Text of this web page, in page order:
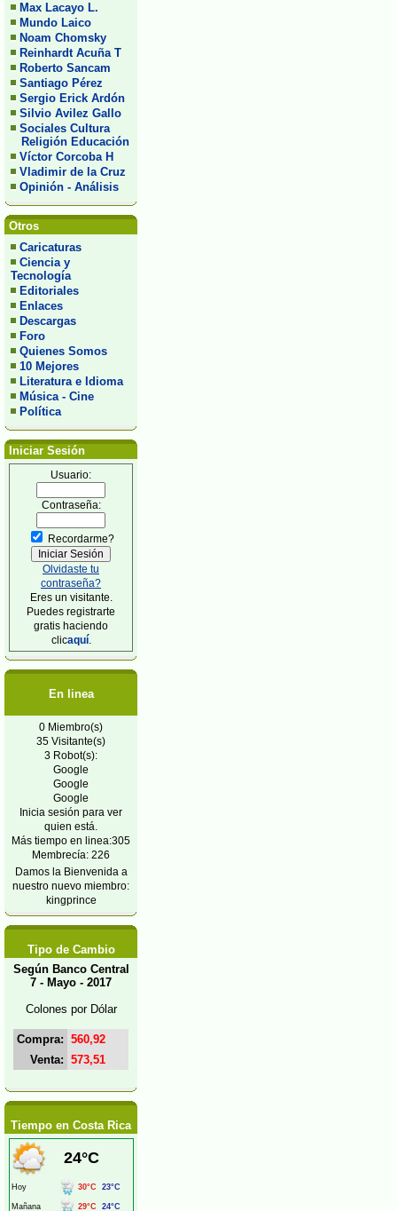
Max Lacayo L.
Mundo Laico
Noam Chomsky
Reinhardt Acuña T
Roberto Sancam
Santiago Pérez
Sergio Erick Ardón
Silvio Avilez Gallo
Sociales Cultura
Religión Educación
Víctor Corcoba H
Vladimir de la Cruz
Opinión - Análisis
Otros
Caricaturas
Ciencia y
Tecnología
Editoriales
Enlaces
Descargas
Foro
Quienes Somos
10 Mejores
Literatura e Idioma
Música - Cine
Política
Iniciar Sesión
Usuario:
Contraseña:
Recordarme?
Olvidaste tu
contraseña?
Eres un visitante.
Puedes registrarte
gratis haciendo
clicaquí.
En linea
0 Miembro(s)
35 Visitante(s)
3 Robot(s):
Google
Google
Google
Inicia sesión para ver
quien está.
Más tiempo en linea:305
Membrecía: 226
Damos la Bienvenida a
nuestro nuevo miembro:
kingprince
Tipo de Cambio
Según Banco Central
7 - Mayo - 2017
Colones por Dólar
Compra: 560,92
Venta: 573,51
Tiempo en Costa Rica